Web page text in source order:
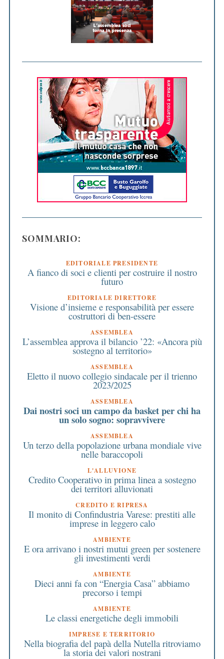
SOMMARIO:
EDITORIALE PRESIDENTE
A fianco di soci e clienti per costruire il nostro
futuro
EDITORIALE DIRETTORE
Visione d’insieme e responsabilità per essere
costruttori di ben-essere
ASSEMBLEA
L’assemblea approva il bilancio ’22: «Ancora più
sostegno al territorio»
ASSEMBLEA
Eletto il nuovo collegio sindacale per il trienno
2023/2025
ASSEMBLEA
Dai nostri soci un campo da basket per chi ha
un solo sogno: sopravvivere
ASSEMBLEA
Un terzo della popolazione urbana mondiale vive
nelle baraccopoli
L'ALLUVIONE
Credito Cooperativo in prima linea a sostegno
dei territori alluvionati
CREDITO E RIPRESA
Il monito di Confindustria Varese: prestiti alle
imprese in leggero calo
AMBIENTE
E ora arrivano i nostri mutui green per sostenere
gli investimenti verdi
AMBIENTE
Dieci anni fa con “Energia Casa” abbiamo
precorso i tempi
AMBIENTE
Le classi energetiche degli immobili
IMPRESE E TERRITORIO
Nella biografia del papà della Nutella ritroviamo
la storia dei valori nostrani